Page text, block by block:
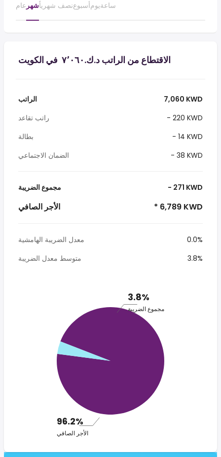
عام شهرنصف شهرياًأسبوعيومساعة
الاقتطاع من الراتب د.ك.‏٧٬٠٦٠ ‏ في الكويت
الراتب
7,060 KWD
راتب تقاعد
- 220 KWD
بطالة
- 14 KWD
الضمان الاجتماعي
- 38 KWD
مجموع الضريبة - 271 KWD
الأجر الصافي * 6,789 KWD
معدل الضريبة الهامشية
0.0%
متوسط معدل الضريبة
3.8%
3.8%
مجموع الضريبة
96.2%
الأجر الصافي